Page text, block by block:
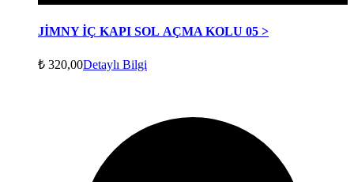
JİMNY İÇ KAPI SOL AÇMA KOLU 05 >
₺ 320,00Detaylı Bilgi